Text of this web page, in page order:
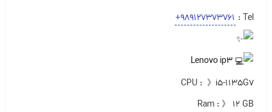
Tel :
+989127373761
CPU : 》i5-1135G7
Ram : 》 ۱۲ GB